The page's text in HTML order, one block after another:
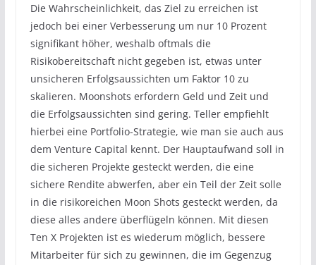
Die Wahrscheinlichkeit, das Ziel zu erreichen ist
jedoch bei einer Verbesserung um nur 10 Prozent
signifikant höher, weshalb oftmals die
Risikobereitschaft nicht gegeben ist, etwas unter
unsicheren Erfolgsaussichten um Faktor 10 zu
skalieren. Moonshots erfordern Geld und Zeit und
die Erfolgsaussichten sind gering. Teller empfiehlt
hierbei eine Portfolio-Strategie, wie man sie auch aus
dem Venture Capital kennt. Der Hauptaufwand soll in
die sicheren Projekte gesteckt werden, die eine
sichere Rendite abwerfen, aber ein Teil der Zeit solle
in die risikoreichen Moon Shots gesteckt werden, da
diese alles andere überflügeln können. Mit diesen
Ten X Projekten ist es wiederum möglich, bessere
Mitarbeiter für sich zu gewinnen, die im Gegenzug